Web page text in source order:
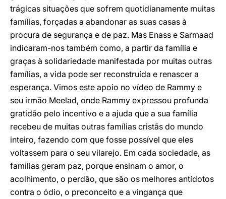
trágicas situações que sofrem quotidianamente muitas
famílias, forçadas a abandonar as suas casas à
procura de segurança e de paz. Mas Enass e Sarmaad
indicaram-nos também como, a partir da família e
graças à solidariedade manifestada por muitas outras
famílias, a vida pode ser reconstruída e renascer a
esperança. Vimos este apoio no vídeo de Rammy e
seu irmão Meelad, onde Rammy expressou profunda
gratidão pelo incentivo e a ajuda que a sua família
recebeu de muitas outras famílias cristãs do mundo
inteiro, fazendo com que fosse possível que eles
voltassem para o seu vilarejo. Em cada sociedade, as
famílias geram paz, porque ensinam o amor, o
acolhimento, o perdão, que são os melhores antídotos
contra o ódio, o preconceito e a vingança que